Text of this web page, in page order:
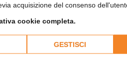
acquisizione del consenso
cookie completa.
GESTISCI
il buio si combatte insieme.
è considerata cosa da uomini. E che